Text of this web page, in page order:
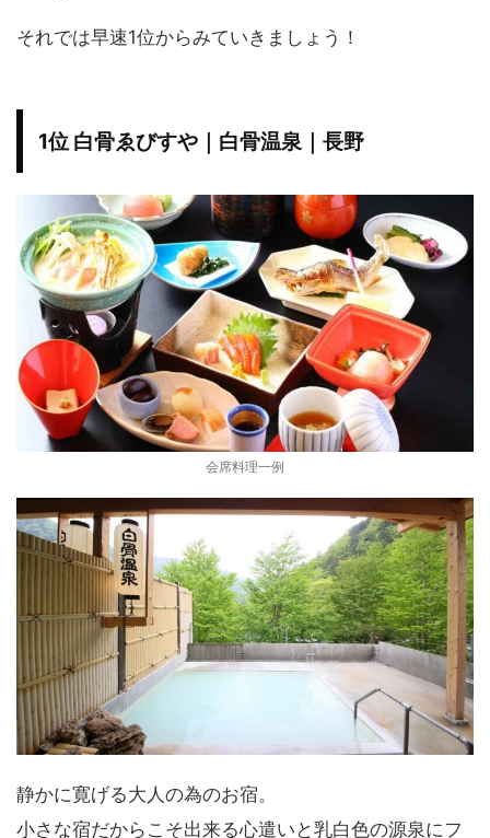
それでは早速1位からみていきましょう！
1位 白骨ゑびすや｜白骨温泉｜長野
会席料理一例
静かに寛げる大人の為のお宿。
小さな宿だからこそ出来る心遣いと乳白色の源泉にフ